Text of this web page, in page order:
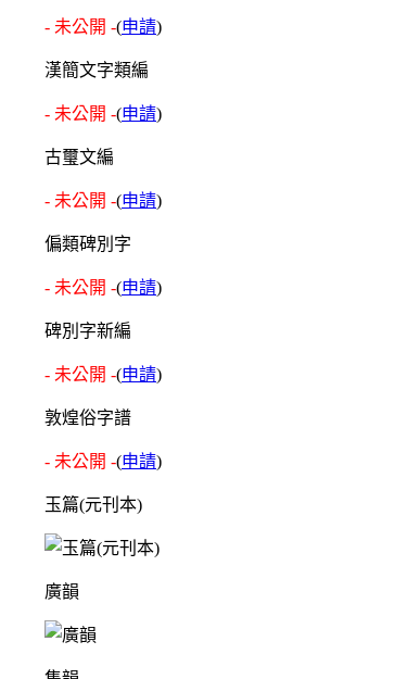
- 未公開 -(申請)
漢簡文字類編
- 未公開 -(申請)
古璽文編
- 未公開 -(申請)
偏類碑別字
- 未公開 -(申請)
碑別字新編
- 未公開 -(申請)
敦煌俗字譜
- 未公開 -(申請)
玉篇(元刊本)
廣韻